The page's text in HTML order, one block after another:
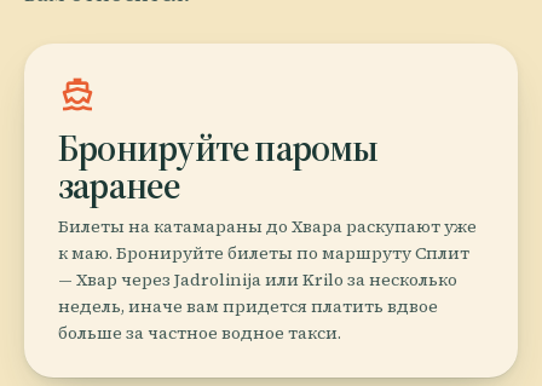
directions_boat
Бронируйте паромы
заранее
Билеты на катамараны до Хвара раскупают уже
к маю. Бронируйте билеты по маршруту Сплит
— Хвар через Jadrolinija или Krilo за несколько
недель, иначе вам придется платить вдвое
больше за частное водное такси.